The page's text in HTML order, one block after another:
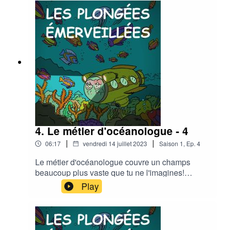
tour... ?!
4. Le métier d'océanologue - 4
06:17 | vendredi 14 juillet 2023 | Saison 1, Ep. 4
Le métier d'océanologue couvre un champs
beaucoup plus vaste que tu ne l'imagines!
François Sarano va t'en parler avec toute la
passion qu'on lui connaît.Peut-être cela te
donnera t-il envie de devenir océanologue à ton
tour... ?!
Play